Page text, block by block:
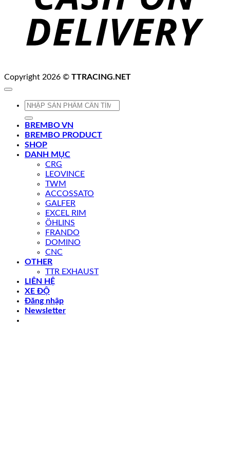
Copyright 2026 © TTRACING.NET
Tìm
BREMBO VN
BREMBO PRODUCT
SHOP
DANH MỤC
CRG
LEOVINCE
TWM
ACCOSSATO
GALFER
EXCEL RIM
ÖHLINS
FRANDO
DOMINO
CNC
OTHER
TTR EXHAUST
LIÊN HỆ
XE ĐỘ
Đăng nhập
Newsletter